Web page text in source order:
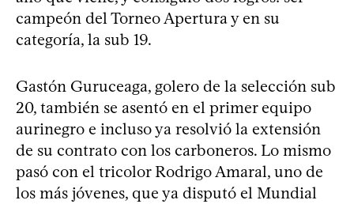
campeón del Torneo Apertura y en su
categoría, la sub 19.
Gastón Guruceaga, golero de la selección sub
20, también se asentó en el primer equipo
aurinegro e incluso ya resolvió la extensión
de su contrato con los carboneros. Lo mismo
pasó con el tricolor Rodrigo Amaral, uno de
los más jóvenes, que ya disputó el Mundial